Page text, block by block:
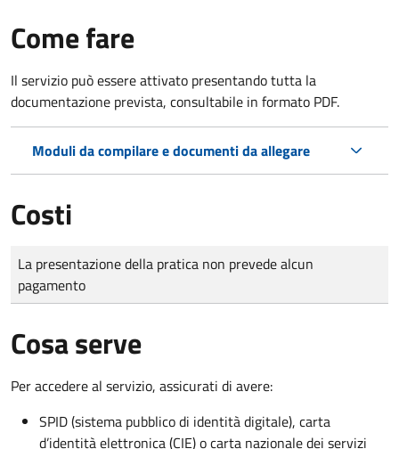
Come fare
Il servizio può essere attivato presentando tutta la
documentazione prevista, consultabile in formato PDF.
Moduli da compilare e documenti da allegare
Costi
Tipo di pagamento
Importo
La presentazione della pratica non prevede alcun
pagamento
Cosa serve
Per accedere al servizio, assicurati di avere:
SPID (sistema pubblico di identità digitale), carta
d’identità elettronica (CIE) o carta nazionale dei servizi